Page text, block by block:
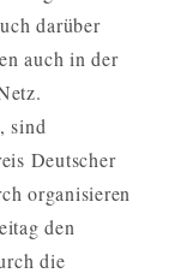
darüber
auch in der
sind
Deutscher
organisieren
den
die